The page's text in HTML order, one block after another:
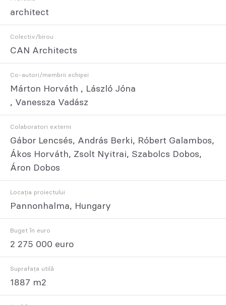
architect
Colectiv/birou
CAN Architects
Co-autori/membrii echipei
Márton Horváth , László Jóna
, Vanessza Vadász
Colaboratori externi
Gábor Lencsés, András Berki, Róbert Galambos,
Ákos Horváth, Zsolt Nyitrai, Szabolcs Dobos,
Áron Dobos
Locația proiectului
Pannonhalma, Hungary
Buget în euro
2 275 000 euro
Suprafața utilă
1887 m2